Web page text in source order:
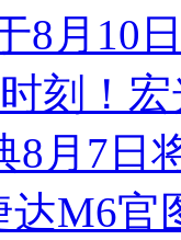
8月10
刻！
8月7日
达M6官